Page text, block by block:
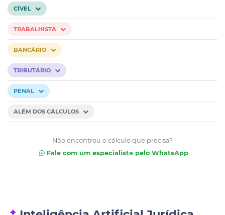
CÍVEL
TRABALHISTA
BANCÁRIO
TRIBUTÁRIO
PENAL
ALÉM DOS CÁLCULOS
Não encontrou o cálculo que precisa?
Fale com um especialista pelo WhatsApp